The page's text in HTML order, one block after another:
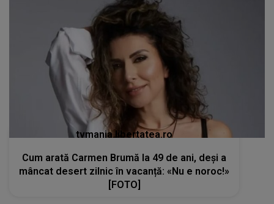
tvmania.libertatea.ro
Cum arată Carmen Brumă la 49 de ani, deși a
mâncat desert zilnic în vacanță: «Nu e noroc!»
[FOTO]